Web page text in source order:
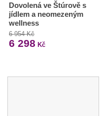
Dovolená ve Štúrově s
jídlem a neomezeným
wellness
6 954 Kč
6 298 Kč